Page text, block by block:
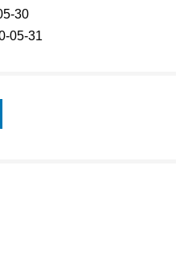
30
05-31